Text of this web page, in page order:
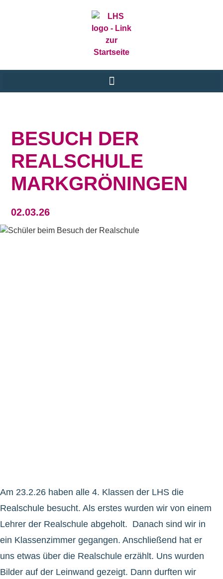
BESUCH DER
REALSCHULE
MARKGRÖNINGEN
02.03.26
Am 23.2.26 haben alle 4. Klassen der LHS die
Realschule besucht. Als erstes wurden wir von einem
Lehrer der Realschule abgeholt. Danach sind wir in
ein Klassenzimmer gegangen. Anschließend hat er
uns etwas über die Realschule erzählt. Uns wurden
Bilder auf der Leinwand gezeigt. Dann durften wir